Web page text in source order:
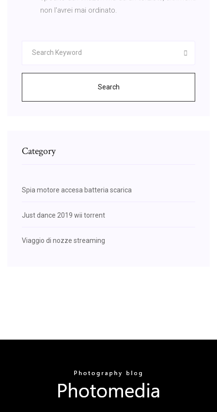
non l'avrei mai ordinato.
Search
Category
Spia motore accesa batteria scarica
Just dance 2019 wii torrent
Viaggio di nozze streaming